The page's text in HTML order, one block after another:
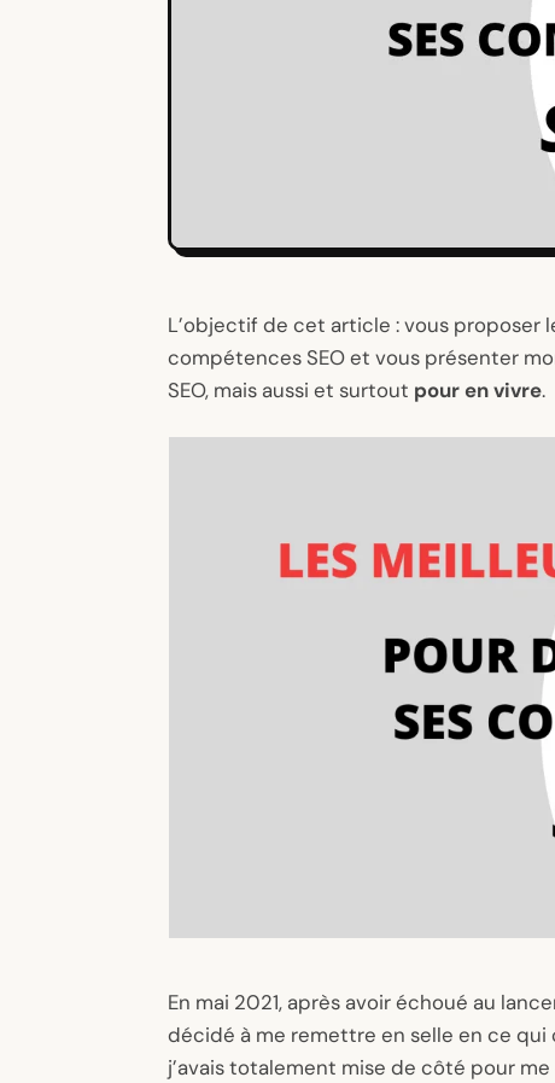
L’objectif de cet article : vous proposer
compétences SEO et vous présenter
SEO, mais aussi et surtout pour en vivre.
En mai 2021, après avoir échoué au
décidé à me remettre en selle en ce qui
j’avais totalement mise de côté pour